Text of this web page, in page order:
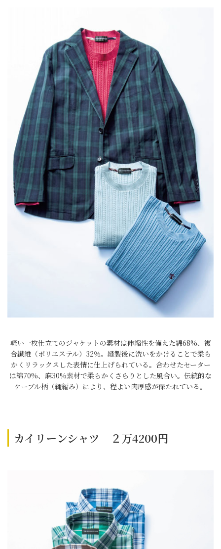
軽い一枚仕立てのジャケットの素材は伸縮性を備えた綿68%、複
合繊維（ポリエステル）32％。縫製後に洗いをかけることで柔ら
かくリラックスした表情に仕上げられている。合わせたセーター
は綿70%、麻30%素材で柔らかくさらりとした風合い。伝統的な
ケーブル柄（縄編み）により、程よい肉厚感が保たれている。
カイリーンシャツ ２万4200円